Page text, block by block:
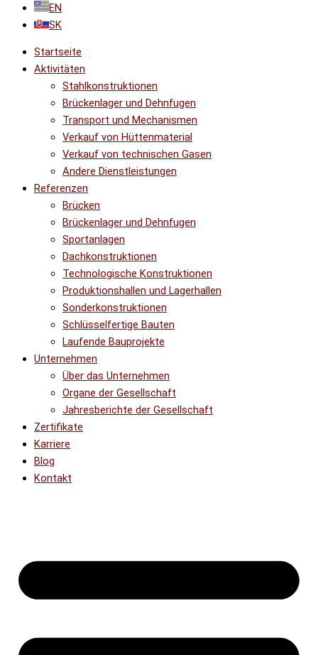
EN
SK
Startseite
Aktivitäten
Stahlkonstruktionen
Brückenlager und Dehnfugen
Transport und Mechanismen
Verkauf von Hüttenmaterial
Verkauf von technischen Gasen
Andere Dienstleistungen
Referenzen
Brücken
Brückenlager und Dehnfugen
Sportanlagen
Dachkonstruktionen
Technologische Konstruktionen
Produktionshallen und Lagerhallen
Sonderkonstruktionen
Schlüsselfertige Bauten
Laufende Bauprojekte
Unternehmen
Über das Unternehmen
Organe der Gesellschaft
Jahresberichte der Gesellschaft
Zertifikate
Karriere
Blog
Kontakt